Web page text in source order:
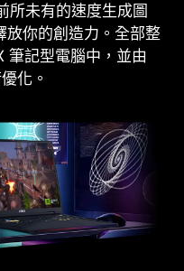
所未有的速度生成圖
你的創造力。全部整
筆記型電腦中，並由
化。